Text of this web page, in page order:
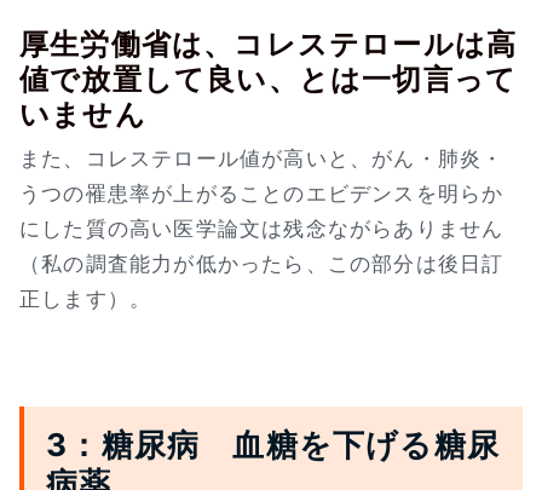
厚生労働省は、コレステロールは高
値で放置して良い、とは一切言って
いません
また、コレステロール値が高いと、がん・肺炎・
うつの罹患率が上がることのエビデンスを明らか
にした質の高い医学論文は残念ながらありません
（私の調査能力が低かったら、この部分は後日訂
正します）。
3：糖尿病 血糖を下げる糖尿